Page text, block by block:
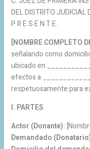
DEL DISTRITO
P R E S E N T E.
[NOMBRE COMPLETO
señalando como
ubicado en
efectos a
respetuosamente para
I. PARTES
Actor (Donante):
Demandado